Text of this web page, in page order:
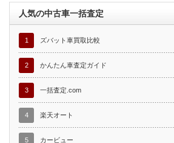
人気の中古車一括査定
1 ズバット車買取比較
2 かんたん車査定ガイド
3 一括査定.com
4 楽天オート
5 カービュー